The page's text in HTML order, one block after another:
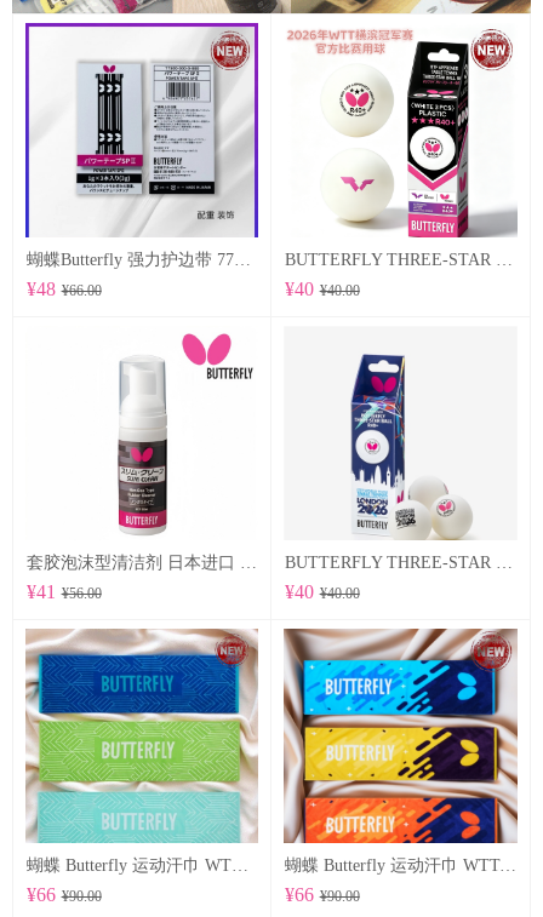
蝴蝶Butterfly 强力护边带 77500 POWER TAPE SP Ⅱ
¥48 ¥66.00 ¥40 ¥40.00
¥41 ¥56.00 ¥40 ¥40.00
蝴蝶 Butterfly 运动汗巾 WTT-122
¥66 ¥90.00
蝴蝶 Butterfly 运动汗巾 WTT-123
¥66 ¥90.00